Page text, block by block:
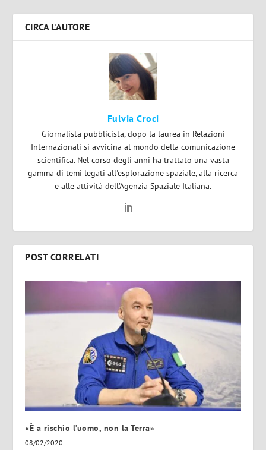
CIRCA L'AUTORE
Fulvia Croci
Giornalista pubblicista, dopo la laurea in Relazioni
Internazionali si avvicina al mondo della comunicazione
scientifica. Nel corso degli anni ha trattato una vasta
gamma di temi legati all'esplorazione spaziale, alla ricerca
e alle attività dell’Agenzia Spaziale Italiana.
POST CORRELATI
«È a rischio l’uomo, non la Terra»
08/02/2020